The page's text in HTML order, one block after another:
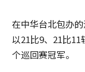
在中华台北包办
以21比9、21比
个巡回赛冠军。